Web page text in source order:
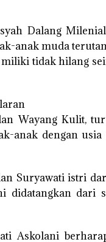
Dalang
anak muda
tidak hilang
Wayang Kulit,
anak dengan
Suryawati istri
didatangkan dari
Askolani